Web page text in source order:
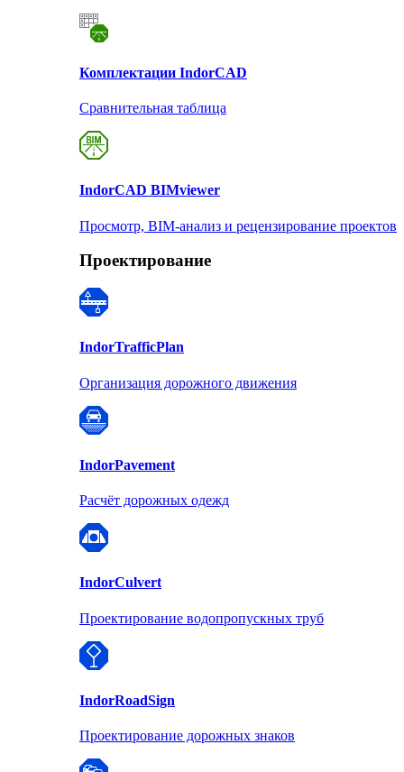
Комплектации IndorCAD
Сравнительная таблица
IndorCAD BIMviewer
Просмотр, BIM-анализ и рецензирование проектов
Проектирование
IndorTrafficPlan
Организация дорожного движения
IndorPavement
Расчёт дорожных одежд
IndorCulvert
Проектирование водопропускных труб
IndorRoadSign
Проектирование дорожных знаков